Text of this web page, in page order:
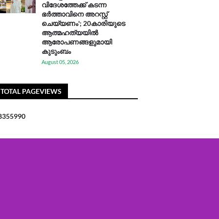
വിദേശത്തേക്ക് കടന്ന
ഭർത്താവിനെ അറസ്റ്റ്
ചെയ്യണം'; 20കാരിയുടെ
ആത്മഹത്യയിൽ
ആരോപണങ്ങളുമായി
കുടുംബം
August 05, 2026
TOTAL PAGEVIEWS
355990